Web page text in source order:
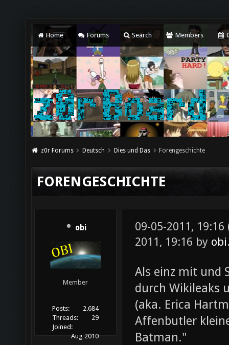
Home Forums Search Members
z0r Forums Deutsch Dies und Das Forengeschichte
FORENGESCHICHTE
obi
Member
Posts:
2.684
Threads:
29
Joined:
Aug 2010
09-05-2011, 19:16
2011, 19:16 by obi
Als einz mit und
durch Wikileaks
(aka. Erica
Affenbutler
Batman."